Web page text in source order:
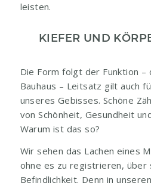
leisten.
KIEFER UND
Die Form folgt der Funktion –
Bauhaus – Leitsatz gilt auch
unseres Gebisses. Schöne
von Schönheit, Gesundheit
Warum ist das so?
Wir sehen das Lachen eines
ohne es zu registrieren, über
Befindlichkeit. Denn in